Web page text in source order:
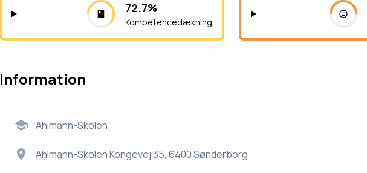
72.7%
Kompetencedækning
Information
Ahlmann-Skolen
Ahlmann-Skolen Kongevej 35, 6400 Sønderborg